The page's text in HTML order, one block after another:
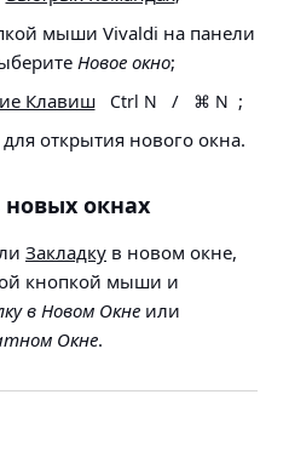
мыши Vivaldi на панели
Новое окно;
Клавиш Ctrl N / ⌘ N ;
для открытия нового окна.
окнах
Закладку в новом окне,
кнопкой мыши и
в Новом Окне или
Окне.